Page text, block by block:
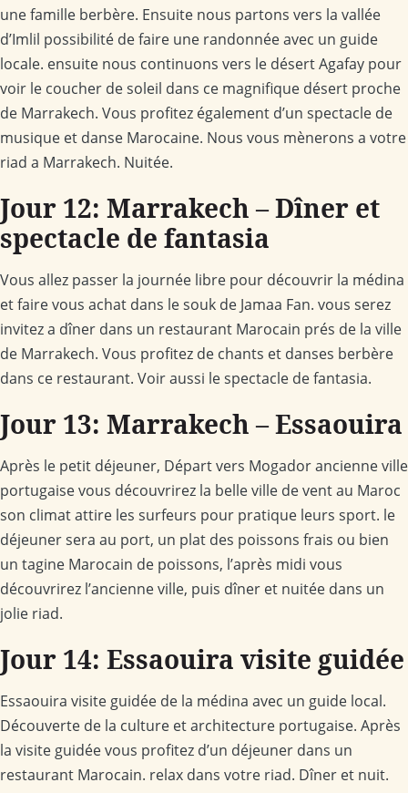
une famille berbère. Ensuite nous partons vers la vallée
d’Imlil possibilité de faire une randonnée avec un guide
locale. ensuite nous continuons vers le désert Agafay pour
voir le coucher de soleil dans ce magnifique désert proche
de Marrakech. Vous profitez également d’un spectacle de
musique et danse Marocaine. Nous vous mènerons a votre
riad a Marrakech. Nuitée.
Jour 12: Marrakech – Dîner et
spectacle de fantasia
Vous allez passer la journée libre pour découvrir la médina
et faire vous achat dans le souk de Jamaa Fan. vous serez
invitez a dîner dans un restaurant Marocain prés de la ville
de Marrakech. Vous profitez de chants et danses berbère
dans ce restaurant. Voir aussi le spectacle de fantasia.
Jour 13: Marrakech – Essaouira
Après le petit déjeuner, Départ vers Mogador ancienne ville
portugaise vous découvrirez la belle ville de vent au Maroc
son climat attire les surfeurs pour pratique leurs sport. le
déjeuner sera au port, un plat des poissons frais ou bien
un tagine Marocain de poissons, l’après midi vous
découvrirez l’ancienne ville, puis dîner et nuitée dans un
jolie riad.
Jour 14: Essaouira visite guidée
Essaouira visite guidée de la médina avec un guide local.
Découverte de la culture et architecture portugaise. Après
la visite guidée vous profitez d’un déjeuner dans un
restaurant Marocain. relax dans votre riad. Dîner et nuit.